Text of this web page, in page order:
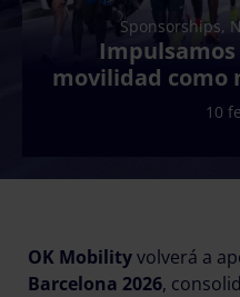
Sponsorships,
movilidad como
10
OK Mobilityvolverá a
Barcelona 2026,